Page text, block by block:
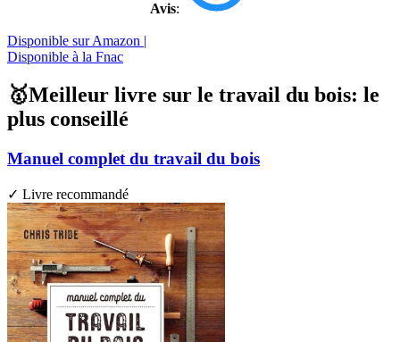
Avis:
Disponible sur Amazon |
Disponible à la Fnac
🥇Meilleur livre sur le travail du bois: le
plus conseillé
Manuel complet du travail du bois
✓ Livre recommandé